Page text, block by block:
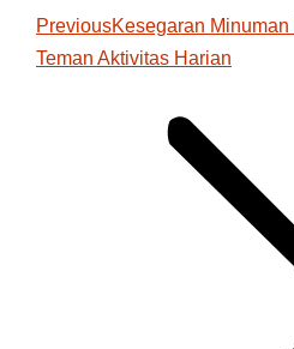
PreviousPrevious
post:
Kesegaran
Teman Aktivitas Harian